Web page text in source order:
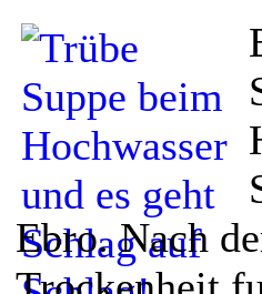
Ebro. Nach